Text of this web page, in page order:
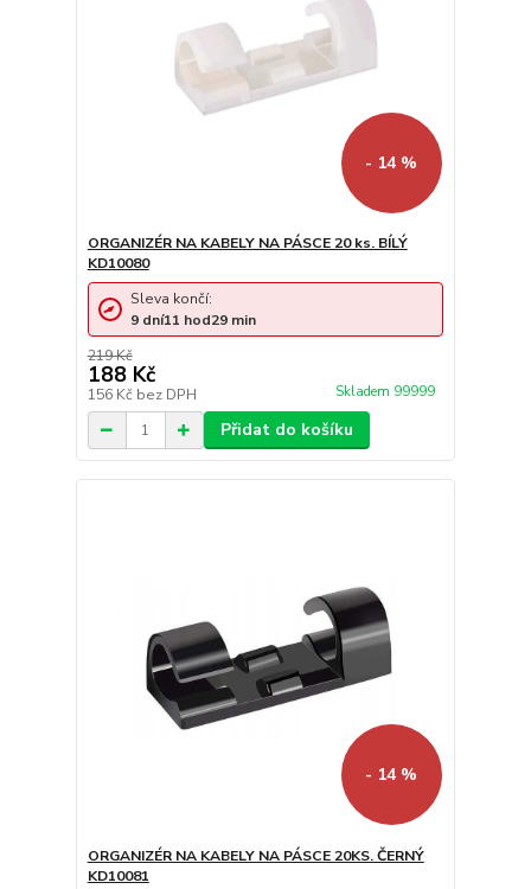
- 14 %
ORGANIZÉR NA KABELY NA PÁSCE 20 ks. BÍLÝ
KD10080
219 Kč
188 Kč
156 Kč bez DPH Skladem 99999
Sleva končí:
9 dní11 hod29 min
Přidat do košíku
- 14 %
ORGANIZÉR NA KABELY NA PÁSCE 20KS. ČERNÝ
KD10081